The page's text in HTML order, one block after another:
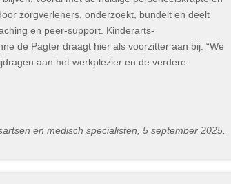
zorgverleners, onderzoekt, bundelt en deelt
en peer-support. Kinderarts-
de Pagter draagt hier als voorzitter aan bij. “We
aan het werkplezier en de verdere
en medisch specialisten, 5 september 2025.